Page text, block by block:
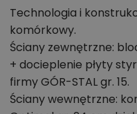
projekcie, na
polecane przez
możliwości
projekty podobne -
parametrach,
Technologia i
komórkowy.
Ściany zewnętrzne:
+ docieplenie płyty
firmy GÓR-STAL gr. 15.
Ściany wewnętrzne: